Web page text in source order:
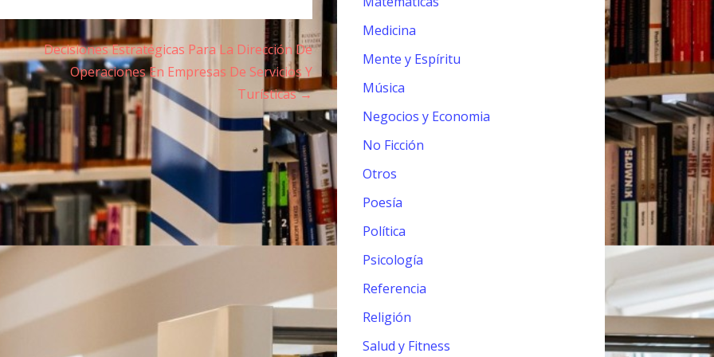
Decisiones Estratégicas Para La Dirección De
Operaciones En Empresas De Servicios Y
Turísticas →
Medicina
Mente y Espíritu
Música
Negocios y Economia
No Ficción
Otros
Poesía
Política
Psicología
Referencia
Religión
Salud y Fitness